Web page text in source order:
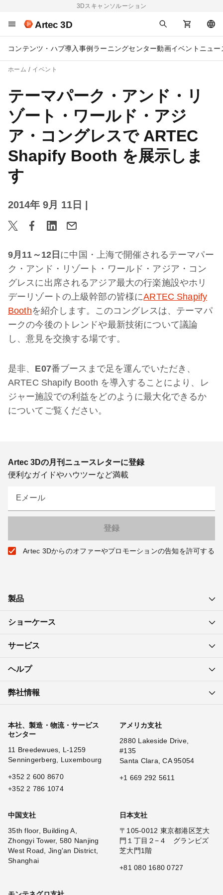
3Dスキャンソルーション
Artec 3D
コンテンツ・ハブ導入事例 ラーニングセンター動画イベント ニュー
ホーム イベント
テーマパーク・アンド・リ
ゾート・ワールド・アジ
ア・コングレスで ARTEC
Shapify Booth を展示しま
す
2014年 9月 11日
9月 11 ～ 12 日 に中国・上海で開催されるテーマパー
ク・アンド・リゾート・ワールド・アジア・コン
グレスに出席されるアジア最大の行楽施設やホリ
デーリゾートの上級幹部の皆様にARTEC Shapify
Boothを紹介します。このコングレスは、テーマパ
ークの今後のトレンドや最新技術について議論
し、意見を交換する場です。
是非、 E07番ブースまで足を運んでいただき、
ARTEC Shapify Booth を導入することにより、レ
ジャー施設での利益をどのように最大化できるか
についてご覧ください。
Artec 3Dの月刊ニュースレターに登録
便利なガイドやハウツーなど満載
Eメール
Artec 3Dからのオファーやプロモーションの告知を許可する
製品
ショーケース
サービス
ヘルプ
弊社情報
本社、製造・物流・サービス
センター
11 Breedewues, L-1259
Senningerberg, Luxembourg
+352 2 600 8670
+352 2 786 1074
アメリカ支社
2880 Lakeside Drive,
#135
Santa Clara, CA 95054
+1 669 292 5611
中国支社
35th floor, Building A,
Zhongyi Tower, 580 Nanjing
West Road, Jing'an District,
Shanghai
日本支社
〒105-0012 東京都港区芝大
門１丁目２−４ グランビズ
芝大門1階
+81 080 1680 0727